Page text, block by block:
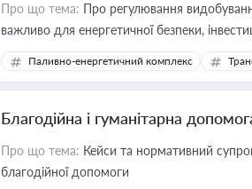
Про що тема: Про регулювання
важливо для енергетичної безпеки,
Паливно-енергетичний комплекс
Благодійна і гуманітарна
Про що тема: Кейси та нормативний
благодійної допомоги